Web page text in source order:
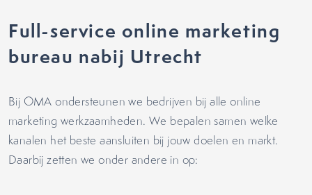
Full-service online marketing
bureau nabij Utrecht
Bij OMA ondersteunen we bedrijven bij alle online
marketing werkzaamheden. We bepalen samen welke
kanalen het beste aansluiten bij jouw doelen en markt.
Daarbij zetten we onder andere in op: